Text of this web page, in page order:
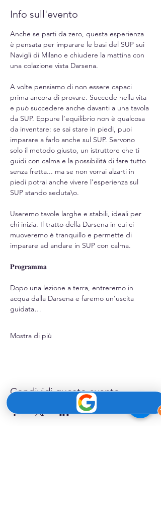
Info sull'evento
Anche se parti da zero, questa esperienza
è pensata per imparare le basi del SUP sui
Navigli di Milano e chiudere la mattina con
una colazione vista Darsena.
A volte pensiamo di non essere capaci
prima ancora di provare. Succede nella vita
e può succedere anche davanti a una tavola
da SUP. Eppure l’equilibrio non è qualcosa
da inventare: se sai stare in piedi, puoi
imparare a farlo anche sul SUP. Servono
solo il metodo giusto, un istruttore che ti
guidi con calma e la possibilità di fare tutto
senza fretta... ma se non vorrai alzarti in
piedi potrai anche vivere l'esperienza sul
SUP stando seduta\o.
Useremo tavole larghe e stabili, ideali per
chi inizia. Il tratto della Darsena in cui ci
muoveremo è tranquillo e permette di
imparare ad andare in SUP con calma.
𝐏𝐫𝐨𝐠𝐫𝐚𝐦𝐦𝐚
Dopo una lezione a terra, entreremo in
acqua dalla Darsena e faremo un’uscita
guidata…
Mostra di più
Condividi questo evento